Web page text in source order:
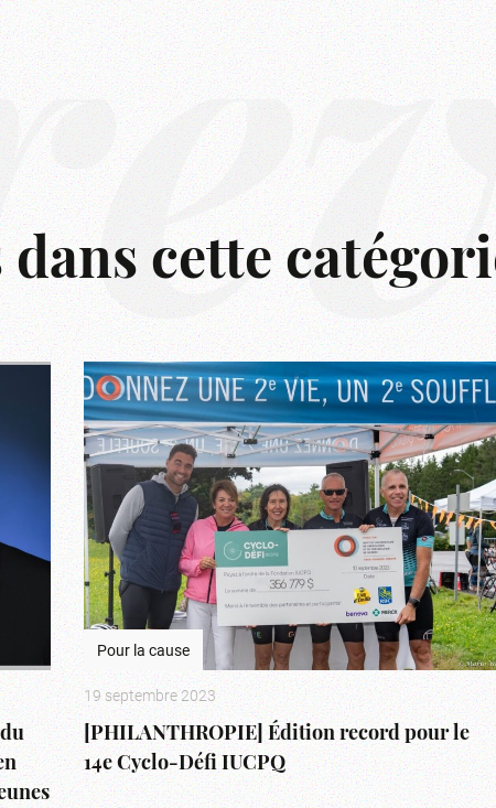
cette
Pour la cause
19 septembre 2023
[PHILANTHROPIE] Édition record pour le
14e Cyclo-Défi IUCPQ